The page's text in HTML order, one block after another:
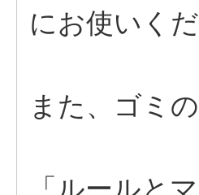
にお使いくだ
また、ゴミ
「ルールと